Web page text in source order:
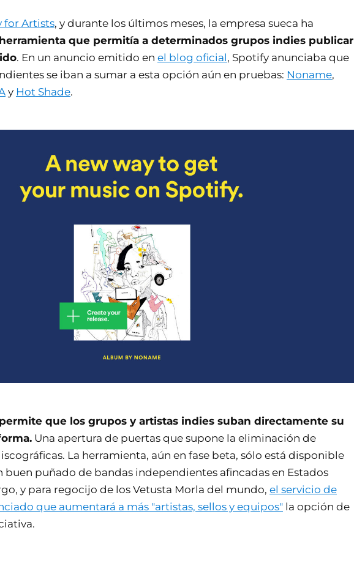
for Artists, y durante los últimos meses, la empresa sueca ha
que permitía a determinados grupos indies publicar
. En un anuncio emitido en el blog oficial, Spotify anunciaba que
se iban a sumar a esta opción aún en pruebas: Noname,
y Hot Shade.
que los grupos y artistas indies suban directamente su
Una apertura de puertas que supone la eliminación de
La herramienta, aún en fase beta, sólo está disponible
buen puñado de bandas independientes afincadas en Estados
y para regocijo de los Vetusta Morla del mundo, el servicio de
que aumentará a más "artistas, sellos y equipos" la opción de